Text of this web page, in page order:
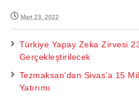
Mart 23, 2022
Türkiye Yapay Zeka Zirvesi
Gerçekleştirilecek
Tezmaksan’dan Sivas’a 15
Yatırımı